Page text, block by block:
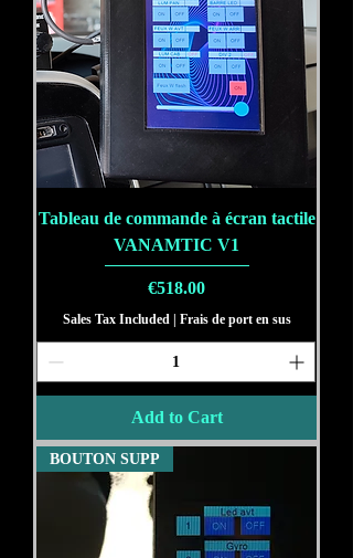
Tableau de commande à écran tactile
VANAMTIC V1
Price
€518.00
Sales Tax Included | Frais de port en sus
Add to Cart
BOUTON SUPP